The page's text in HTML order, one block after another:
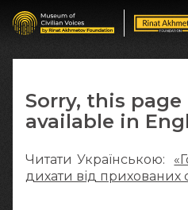
Sorry, this
available in
Читати Українською:
дихати від прихованих